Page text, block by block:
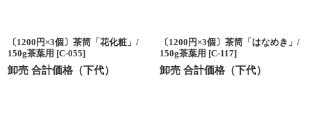
〔1200円×3個〕茶筒「花化粧」/
150g茶葉用 [C-055]
卸売 合計価格（下代）
〔1200円×3個〕茶筒「はなめき」/
150g茶葉用 [C-117]
卸売 合計価格（下代）